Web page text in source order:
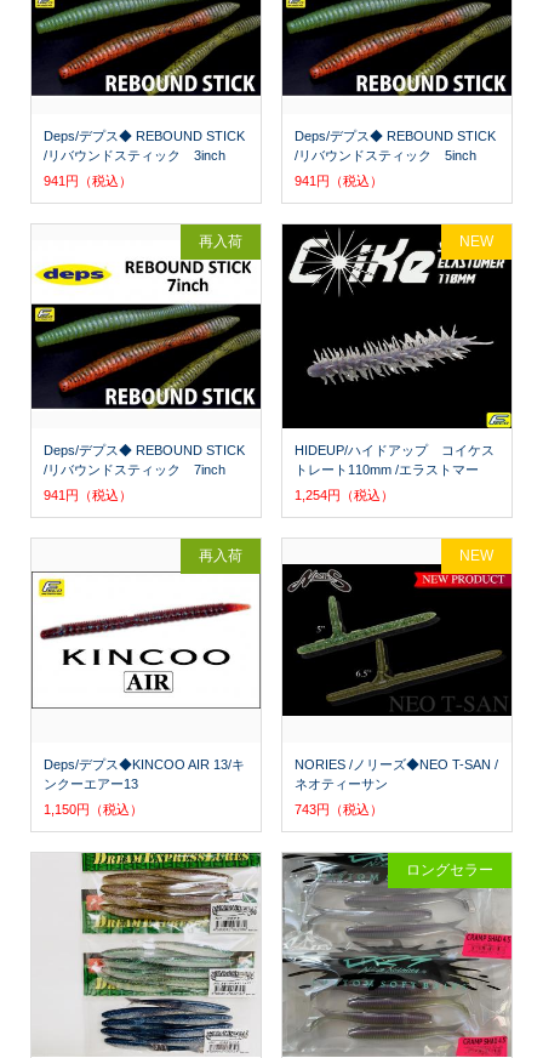
Deps/デプス◆ REBOUND STICK
/リバウンドスティック 3inch
941円（税込）
Deps/デプス◆ REBOUND STICK
/リバウンドスティック 5inch
941円（税込）
Deps/デプス◆ REBOUND STICK
/リバウンドスティック 7inch
941円（税込）
再入荷
HIDEUP/ハイドアップ コイケス
トレート110mm /エラストマー
1,254円（税込）
NEW
Deps/デプス◆KINCOO AIR 13/キ
ンクーエアー13
1,150円（税込）
再入荷
NORIES /ノリーズ◆NEO T-SAN /
ネオティーサン
743円（税込）
NEW
ロングセラー